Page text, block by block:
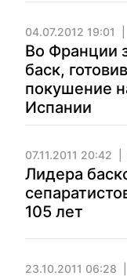
04.07.2012 19:01
Во Франции
баск,
покушение
Испании
07.11.2011 20:42
Лидера
105 лет
23.10.2011 06:28